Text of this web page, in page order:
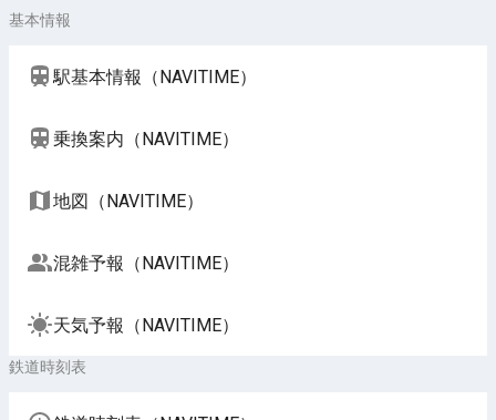
基本情報
駅基本情報（NAVITIME）
乗換案内（NAVITIME）
地図（NAVITIME）
混雑予報（NAVITIME）
天気予報（NAVITIME）
鉄道時刻表